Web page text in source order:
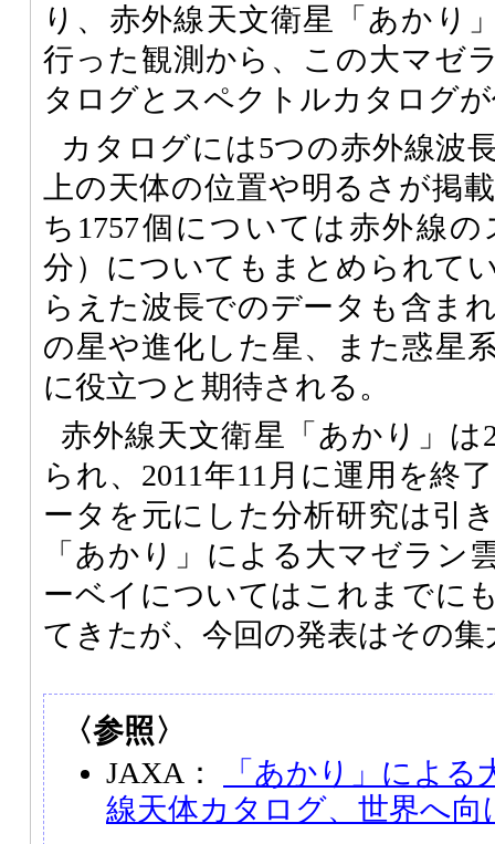
り、赤外線天文衛星「あかり
行った観測から、この大マゼ
タログとスペクトルカタログ
カタログには5つの赤外線波
上の天体の位置や明るさが掲
ち1757個については赤外線
分）についてもまとめられて
らえた波長でのデータも含ま
の星や進化した星、また惑星
に役立つと期待される。
赤外線天文衛星「あかり」は
られ、2011年11月に運用を終
ータを元にした分析研究は引
「あかり」による大マゼラン
ーベイについてはこれまでに
てきたが、今回の発表はその
〈参照〉
JAXA：
「あかり」によ
線天体カタログ、世界へ向